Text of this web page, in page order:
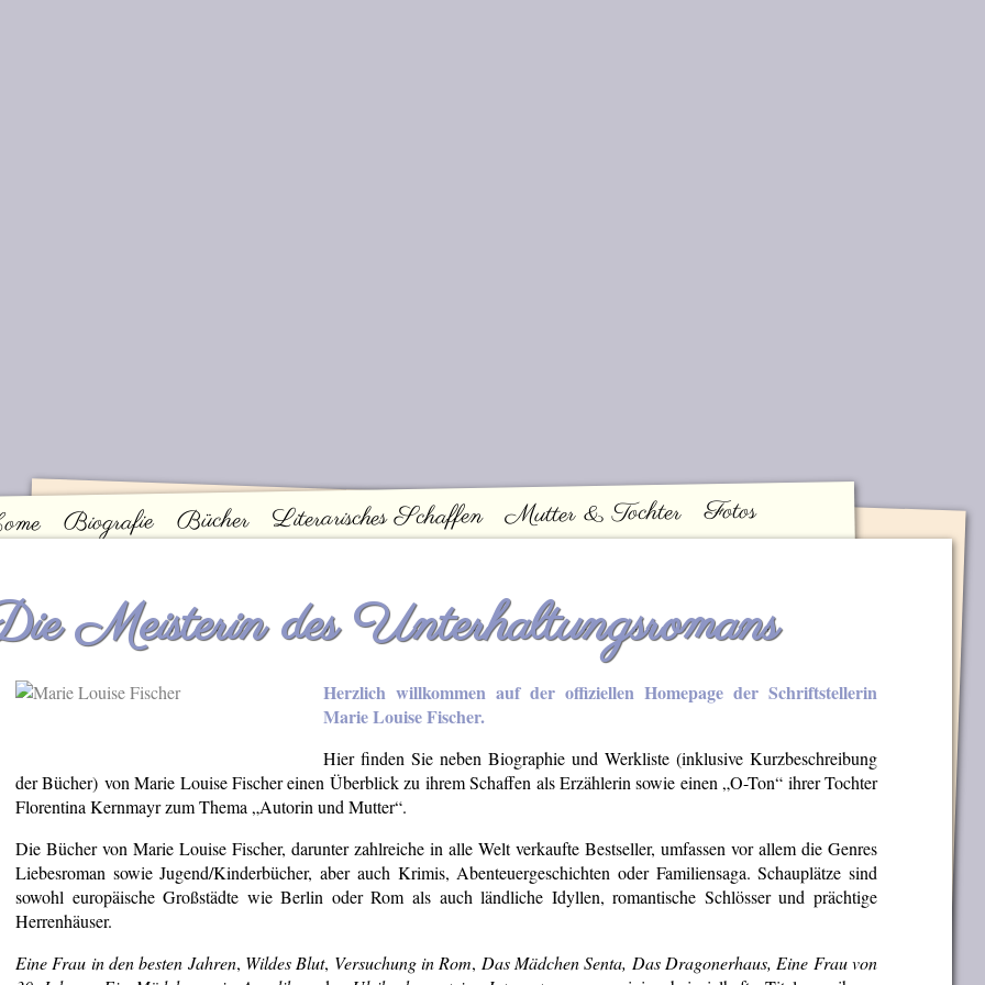
Biografie Bücher Literarisches Schaffen Mutter & Tochter Fotos
Meisterin des Unterhaltungsromans
Herzlich willkommen auf der offiziellen Homepage der Schriftstellerin
Marie Louise Fischer.
Hier finden Sie neben Biographie und Werkliste (inklusive Kurzbeschreibung
der Bücher) von Marie Louise Fischer einen Überblick zu ihrem Schaffen als Erzählerin sowie einen „O-Ton“ ihrer Tochter
Florentina Kernmayr zum Thema „Autorin und Mutter“.
Die Bücher von Marie Louise Fischer, darunter zahlreiche in alle Welt verkaufte Bestseller, umfassen vor allem die Genres
Liebesroman sowie Jugend/Kinderbücher, aber auch Krimis, Abenteuergeschichten oder Familiensaga. Schauplätze sind
sowohl europäische Großstädte wie Berlin oder Rom als auch ländliche Idyllen, romantische Schlösser und prächtige
Herrenhäuser.
Eine Frau in den besten Jahren, Wildes Blut, Versuchung in Rom, Das Mädchen Senta, Das Dragonerhaus, Eine Frau von